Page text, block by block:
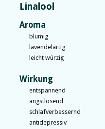
Linalool
Aroma
blumig
lavendelartig
leicht würzig
Wirkung
entspannend
angstlösend
schlafverbessernd
antidepressiv